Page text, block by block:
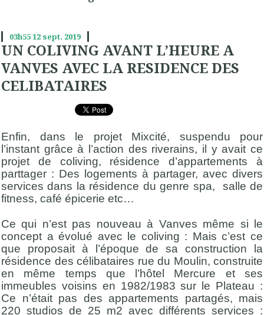
03h5512 sept. 2019
UN COLIVING AVANT L’HEURE A
VANVES AVEC LA RESIDENCE DES
CELIBATAIRES
Enfin, dans le projet Mixcité, suspendu pour
l’instant grâce à l’action des riverains, il y avait ce
projet de coliving, résidence d’appartements à
parttager : Des logements à partager, avec divers
services dans la résidence du genre spa, salle de
fitness, café épicerie etc…
Ce qui n’est pas nouveau à Vanves même si le
concept a évolué avec le coliving : Mais c’est ce
que proposait à l’époque de sa construction la
résidence des célibataires rue du Moulin, construite
en même temps que l’hôtel Mercure et ses
immeubles voisins en 1982/1983 sur le Plateau :
Ce n’était pas des appartements partagés, mais
220 studios de 25 m2 avec différents services :